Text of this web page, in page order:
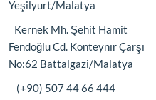
Yeşilyurt/Malatya
Kernek Mh. Şehit Hamit
Fendoğlu Cd. Konteynır Çarşı
No:62 Battalgazi/Malatya
(+90) 507 44 66 444